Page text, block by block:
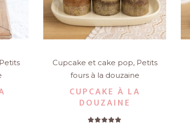
Petits
Cupcake et cake pop, Petits
fours à la douzaine
CUPCAKE À LA
DOUZAINE